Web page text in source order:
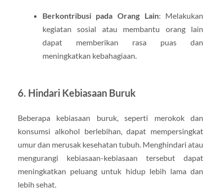
Berkontribusi pada Orang Lain: Melakukan
kegiatan sosial atau membantu orang lain
dapat memberikan rasa puas dan
meningkatkan kebahagiaan.
6. Hindari Kebiasaan Buruk
Beberapa kebiasaan buruk, seperti merokok dan
konsumsi alkohol berlebihan, dapat mempersingkat
umur dan merusak kesehatan tubuh. Menghindari atau
mengurangi kebiasaan-kebiasaan tersebut dapat
meningkatkan peluang untuk hidup lebih lama dan
lebih sehat.